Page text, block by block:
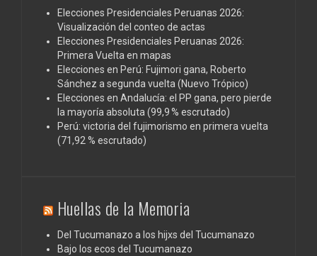
Elecciones Presidenciales Peruanas 2026:
Visualización del conteo de actas
Elecciones Presidenciales Peruanas 2026:
Primera Vuelta en mapas
Elecciones en Perú: Fujimori gana, Roberto
Sánchez a segunda vuelta (Nuevo Trópico)
Elecciones en Andalucía: el PP gana, pero pierde
la mayoría absoluta (99,9 % escrutado)
Perú: victoria del fujimorismo en primera vuelta
(71,92 % escrutado)
Huellas de la Memoria
Del Tucumanazo a los hijxs del Tucumanazo
Bajo los ecos del Tucumanazo